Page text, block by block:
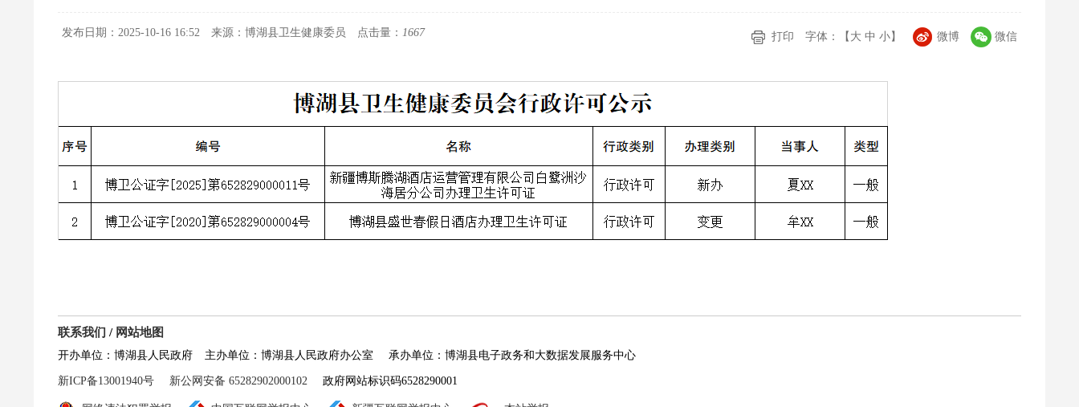
发布日期：2025-10-16 16:52 来源：博湖县卫生健康委员 点击量： 1667 打印 字体：【 大 中 小 】 微博 微信
联系我们 / 网站地图
开办单位：博湖县人民政府 主办单位：博湖县人民政府办公室 承办单位：博湖县电子政务和大数据发展服务中心
新ICP备13001940号 新公网安备 65282902000102 政府网站标识码6528290001